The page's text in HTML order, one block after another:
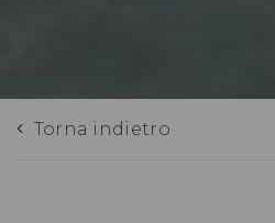
Torna indietro